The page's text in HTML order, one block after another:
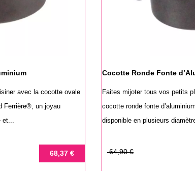
avec la cocotte ovale
Ferrière®, un joyau
et...
68,37 €
Cocotte Ronde Fonte
Faites mijoter tous vos petits
cocotte ronde fonte
disponible en plusieurs
Prix
64,90 €
Prix